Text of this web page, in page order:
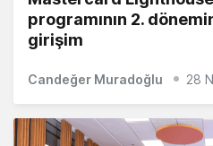
programının 2.
girişim
Candeğer Muradoğlu 28